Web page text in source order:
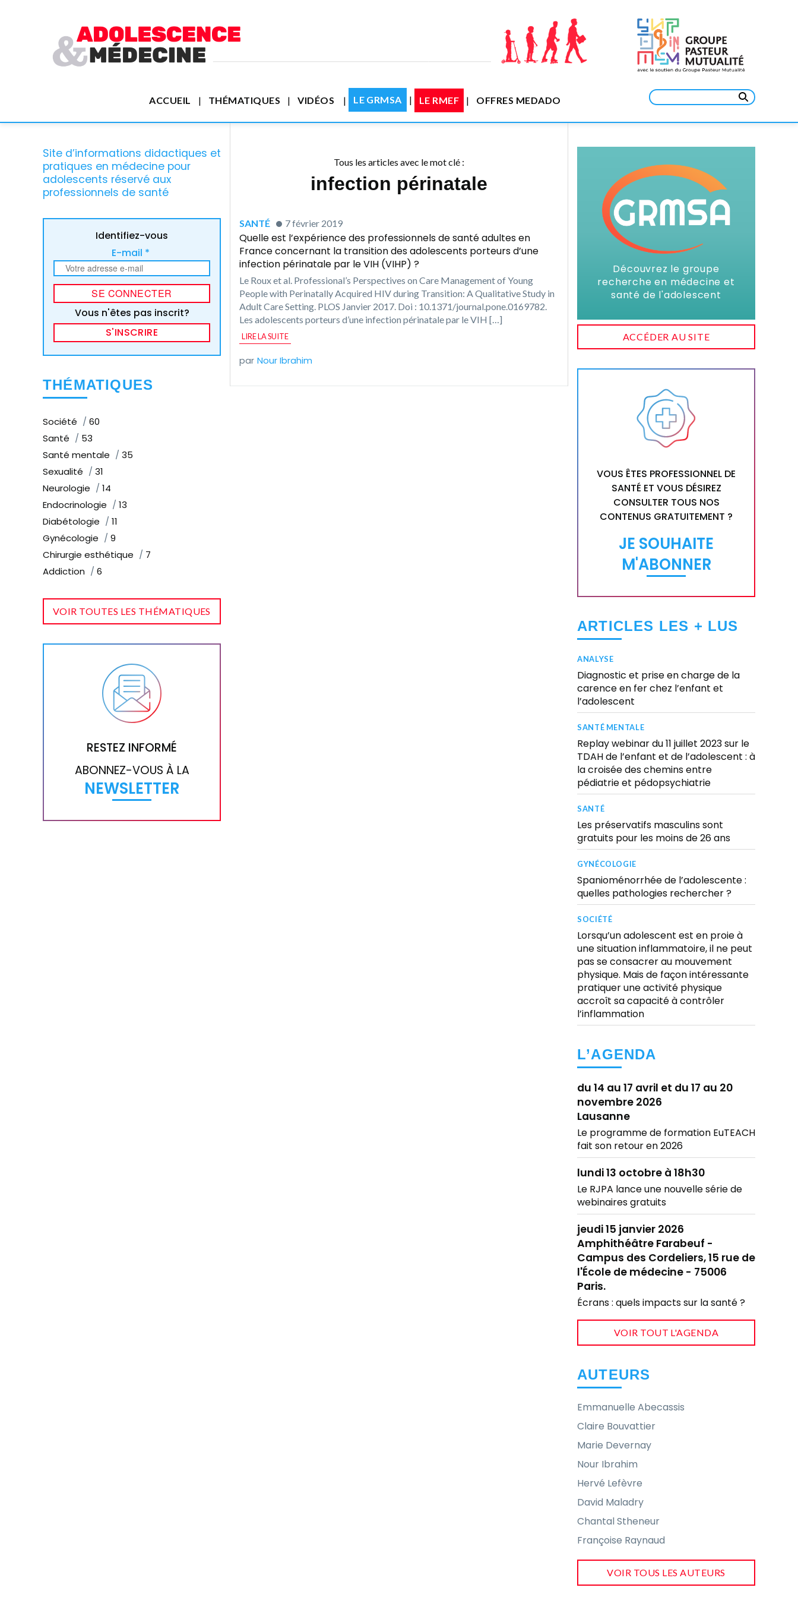
ACCUEIL THÉMATIQUES VIDÉOS LE GRMSA LE RMEF OFFRES MEDADO Rechercher :
Site d’informations didactiques et
pratiques en médecine pour
adolescents réservé aux
professionnels de santé
Identifiez-vous
E-mail *
Vous n'êtes pas inscrit?
S'INSCRIRE
THÉMATIQUES
Société
60
Santé
53
Santé mentale
35
Sexualité
31
Neurologie
14
Endocrinologie
13
Diabétologie
11
Gynécologie
9
Chirurgie esthétique
7
Addiction
6
VOIR TOUTES LES THÉMATIQUES
RESTEZ INFORMÉ
ABONNEZ-VOUS À LA
NEWSLETTER
Tous les articles avec le mot clé :
infection périnatale
SANTÉ 7 février 2019
Quelle est l’expérience des professionnels de santé adultes en
France concernant la transition des adolescents porteurs d’une
infection périnatale par le VIH (VIHP) ?
Le Roux et al. Professional’s Perspectives on Care Management of Young
People with Perinatally Acquired HIV during Transition: A Qualitative Study in
Adult Care Setting. PLOS Janvier 2017. Doi : 10.1371/journal.pone.0169782.
Les adolescents porteurs d’une infection périnatale par le VIH […]
LIRE LA SUITE
Nour Ibrahim
Découvrez le groupe
recherche en médecine et
santé de l'adolescent
ACCÉDER AU SITE
VOUS ÊTES PROFESSIONNEL DE
SANTÉ ET VOUS DÉSIREZ
CONSULTER TOUS NOS
CONTENUS GRATUITEMENT ?
JE SOUHAITE
M'ABONNER
ARTICLES LES + LUS
ANALYSE
Diagnostic et prise en charge de la
carence en fer chez l’enfant et
l’adolescent
SANTÉ MENTALE
Replay webinar du 11 juillet 2023 sur le
TDAH de l’enfant et de l’adolescent : à
la croisée des chemins entre
pédiatrie et pédopsychiatrie
SANTÉ
Les préservatifs masculins sont
gratuits pour les moins de 26 ans
GYNÉCOLOGIE
Spanioménorrhée de l’adolescente :
quelles pathologies rechercher ?
SOCIÉTÉ
Lorsqu’un adolescent est en proie à
une situation inflammatoire, il ne peut
pas se consacrer au mouvement
physique. Mais de façon intéressante
pratiquer une activité physique
accroît sa capacité à contrôler
l’inflammation
L’AGENDA
du 14 au 17 avril et du 17 au 20
novembre 2026
Lausanne
Le programme de formation EuTEACH
fait son retour en 2026
lundi 13 octobre à 18h30
Le RJPA lance une nouvelle série de
webinaires gratuits
jeudi 15 janvier 2026
Amphithéâtre Farabeuf -
Campus des Cordeliers, 15 rue de
l'École de médecine - 75006
Paris.
Écrans : quels impacts sur la santé ?
VOIR TOUT L'AGENDA
AUTEURS
Emmanuelle Abecassis
Claire Bouvattier
Marie Devernay
Nour Ibrahim
Hervé Lefèvre
David Maladry
Chantal Stheneur
Françoise Raynaud
VOIR TOUS LES AUTEURS